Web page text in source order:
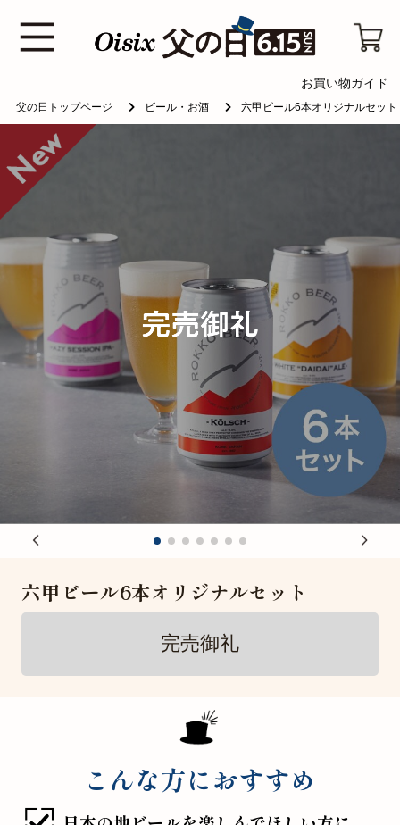
お買い物ガイド
父の日トップページ ビール・お酒 六甲ビール6本オリジナルセット
六甲ビール6本オリジナルセット
完売御礼
こんな方におすすめ